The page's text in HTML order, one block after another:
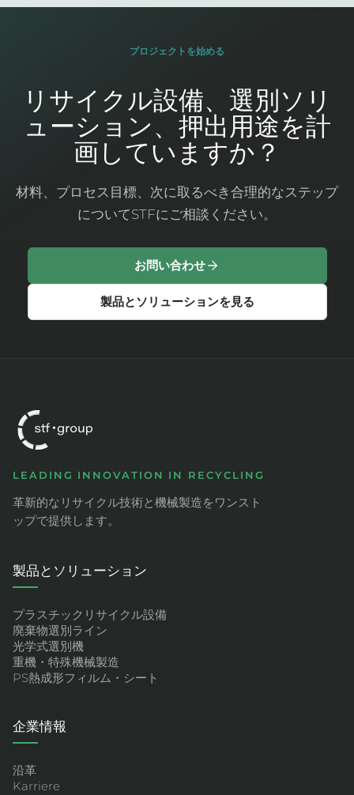
プロジェクトを始める
リサイクル設備、選別ソリ
ューション、押出用途を計
画していますか？
材料、プロセス目標、次に取るべき合理的なステップ
についてSTFにご相談ください。
お問い合わせ
製品とソリューションを見る
LEADING INNOVATION IN RECYCLING
革新的なリサイクル技術と機械製造をワンスト
ップで提供します。
製品とソリューション
プラスチックリサイクル設備
廃棄物選別ライン
光学式選別機
重機・特殊機械製造
PS熱成形フィルム・シート
企業情報
沿革
Karriere